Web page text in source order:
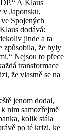
A Klaus
v Japonsku,
Spojených
dodává:
jinde a ta
způsobila, že byly
Nejsou to přece
transformace
že vlastně se na
jenom dodal,
nim samozřejmě
kolik stála
po té krizi, ke